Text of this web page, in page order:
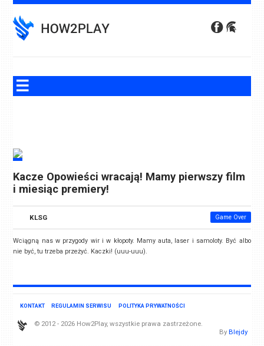
to
content
Kacze Opowieści wracają! Mamy pierwszy film
i miesiąc premiery!
KLSG Game Over
Wciągną nas w przygody wir i w kłopoty. Mamy auta, laser i samoloty. Być albo
nie być, tu trzeba przeżyć. Kaczki! (uuu-uuu).
KONTAKT REGULAMIN SERWISU POLITYKA PRYWATNOŚCI
© 2012 - 2026 How2Play, wszystkie prawa zastrzeżone.
By Blejdy